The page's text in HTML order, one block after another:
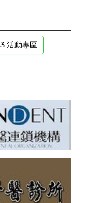
3.活動專區